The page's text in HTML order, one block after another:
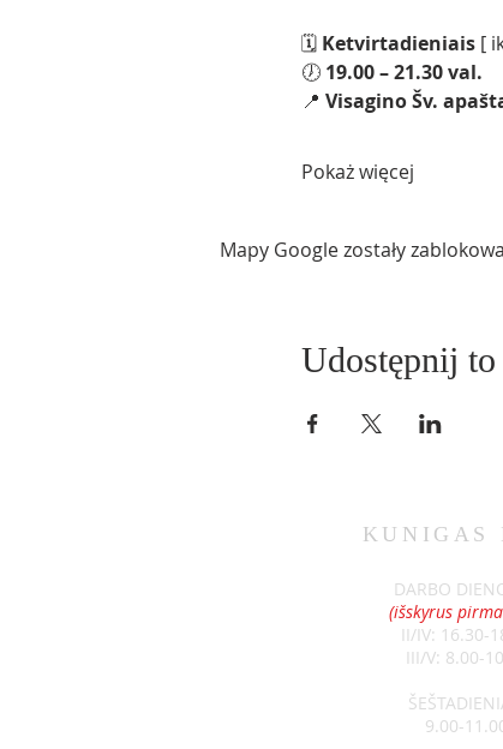
🗓 Ketvirtadieniais [
🕖 19.00 – 21.30 val.
📍 Visagino Šv.
Pokaż więcej
Mapy Google zostały
Udostępnij
KUNIGAS
DARBO
(išskyrus
II/IV: 16.30-
III/V: 8.00-
9.00-